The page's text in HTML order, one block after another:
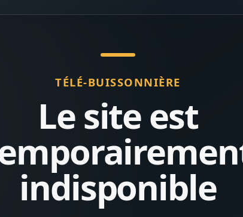
TÉLÉ-BUISSONNIÈRE
Le site est
indisponible